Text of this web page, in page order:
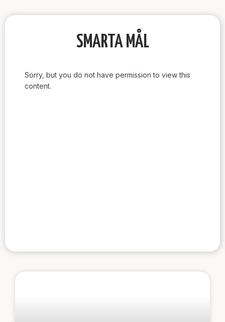
SMARTA MÅL
Sorry, but you do not have permission to view this
content.